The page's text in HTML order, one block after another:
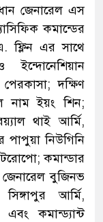
জেনারেল এস
কমান্ডের
ফ্লিন এর সাথে
ইন্দোনেশিয়ান
দক্ষিণ
নাম ইয়ং শিন;
থাই আর্মি,
পাপুয়া নিউগিনি
টরোপো; কমান্ডার
জেনারেল বুজিনভ
আর্মি,
এবং কমান্ড্যান্ট